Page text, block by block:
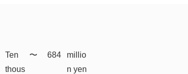
Ten
thous
​〜 684
millio
n yen